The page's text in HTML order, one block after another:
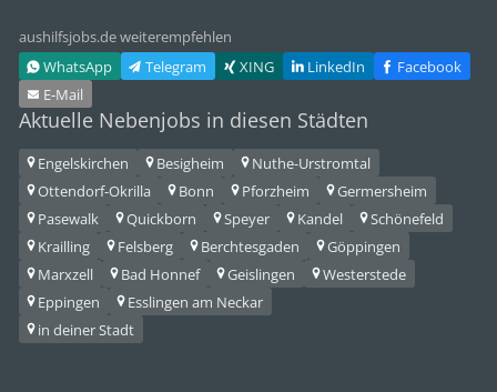
aushilfsjobs.de weiterempfehlen
WhatsApp
Telegram XING LinkedIn
Facebook
E‑Mail
Aktuelle Nebenjobs in diesen Städten
Engelskirchen Besigheim
Nuthe-Urstromtal
Ottendorf-Okrilla
Bonn Pforzheim
Germersheim
Pasewalk
Quickborn Speyer Kandel
Schönefeld
Krailling
Felsberg Berchtesgaden
Göppingen
Marxzell
Bad Honnef Geislingen
Westerstede
Eppingen
Esslingen am Neckar
in deiner Stadt